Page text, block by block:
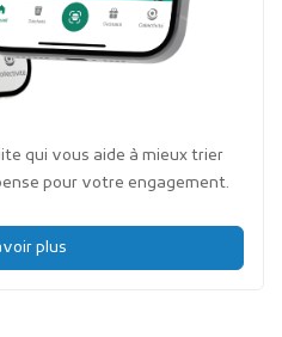
qui vous aide à mieux trier
pour votre engagement.
plus